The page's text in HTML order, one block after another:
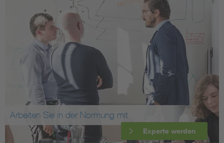
Arbeiten Sie in der Normung mit
Experte werden